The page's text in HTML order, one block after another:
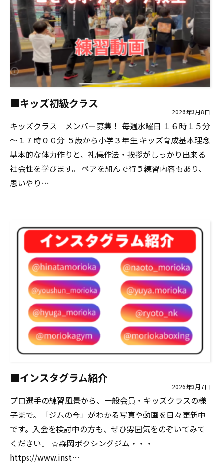
■キッズ初級クラス
2026年3月8日
キッズクラス メンバー募集！ 毎週水曜日 １６時１５分
～１７時００分 ５歳から小学３年生 キッズ育成基本理念
基本的な体力作りと、礼儀作法・挨拶がしっかり出来る
社会性を学びます。 ペアを組んで行う練習内容もあり、
思いやり…
■インスタグラム紹介
2026年3月7日
プロ選手の練習風景から、一般会員・キッズクラスの様
子まで。「ジムの今」がわかる写真や動画を日々更新中
です。入会を検討中の方も、ぜひ雰囲気をのぞいてみて
ください。 ☆森岡ボクシングジム・・・
https://www.inst…